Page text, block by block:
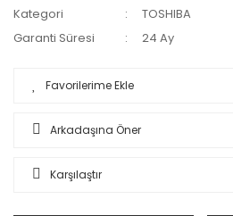
Kategori
TOSHIBA
Garanti Süresi
24 Ay
Arkadaşına Öner
Karşılaştır